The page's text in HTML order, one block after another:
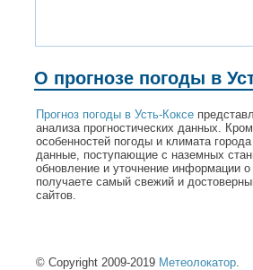
О прогнозе погоды в
Прогноз погоды в Усть-Коксе
анализа прогностических данных.
особенностей погоды и климата
данные, поступающие с наземных
обновление и уточнение информации
получаете самый свежий и
сайтов.
© Copyright 2009-2019 Метеолокатор